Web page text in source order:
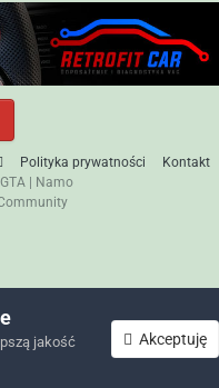
Polityka prywatności
Kontakt
GTA|
Namo
jakość
Akceptuję